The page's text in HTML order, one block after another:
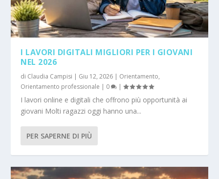
I LAVORI DIGITALI MIGLIORI PER I GIOVANI
NEL 2026
di Claudia Campisi | Giu 12, 2026 | Orientamento,
Orientamento professionale | 0 |
I lavori online e digitali che offrono più opportunità ai
giovani Molti ragazzi oggi hanno una...
PER SAPERNE DI PIÙ